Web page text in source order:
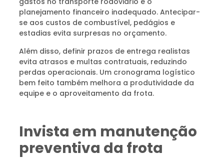
planejamento financeiro inadequado. Antecipar-
se aos custos de combustível, pedágios e
estadias evita surpresas no orçamento.
Além disso, definir prazos de entrega realistas
evita atrasos e multas contratuais, reduzindo
perdas operacionais. Um cronograma logístico
bem feito também melhora a produtividade da
equipe e o aproveitamento da frota.
Invista em manutenção
preventiva da frota